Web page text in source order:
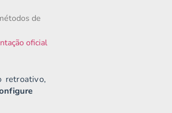
de
oficial
retroativo,